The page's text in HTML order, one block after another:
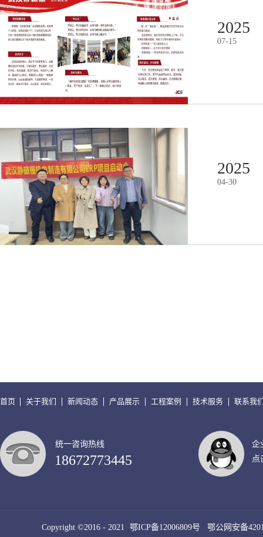
2025
07-15
2025
04-30
关于我们 新闻动态 产品展示 工程案例 技术服务 联系我
Copyright ©2016 - 2021 鄂ICP备12006809号 鄂公网安备
首页
统一咨询热线
18672773445
企
点